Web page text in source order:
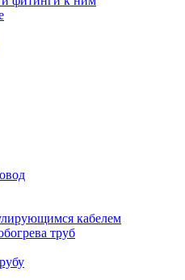
кабелем
труб